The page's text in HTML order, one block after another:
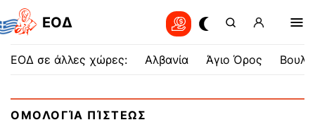
EOΔ
ΕΟΔ σε άλλες χώρες: Αλβανία Άγιο Όρος
ΟΜΟΛΟΓΊΑ ΠΊΣΤΕΩΣ